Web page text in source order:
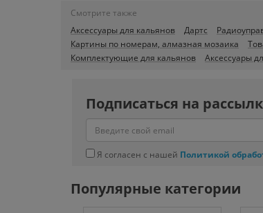
Смотрите также
Аксессуары для кальянов
Дартс
Картины по номерам, алмазная мозаика
Комплектующие для кальянов
Аксессуары
Подписаться на
Я согласен с нашей Политикой
Популярные категории